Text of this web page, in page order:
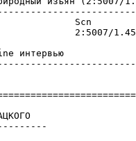
2:5007/1.45
БНС в off-